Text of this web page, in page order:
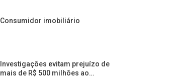
Consumidor imobiliário
Investigações evitam prejuízo de
mais de R$ 500 milhões ao…